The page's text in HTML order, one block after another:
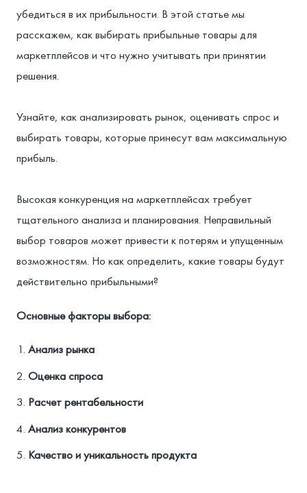
убедиться в их прибыльности. В этой статье мы
расскажем, как выбирать прибыльные товары для
маркетплейсов и что нужно учитывать при принятии
решения.
Узнайте, как анализировать рынок, оценивать спрос и
выбирать товары, которые принесут вам максимальную
прибыль.
Высокая конкуренция на маркетплейсах требует
тщательного анализа и планирования. Неправильный
выбор товаров может привести к потерям и упущенным
возможностям. Но как определить, какие товары будут
действительно прибыльными?
Основные факторы выбора:
Анализ рынка
Оценка спроса
Расчет рентабельности
Анализ конкурентов
Качество и уникальность продукта